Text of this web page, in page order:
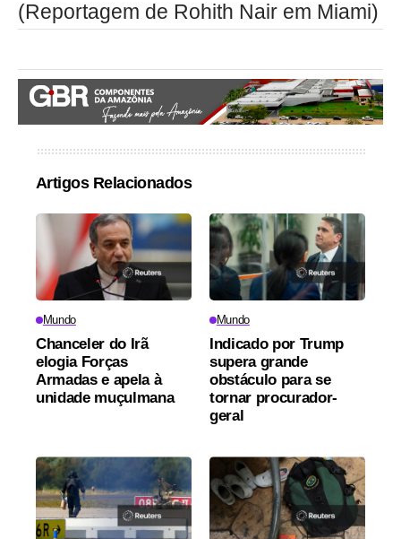
(Reportagem de Rohith Nair em Miami)
Artigos Relacionados
Mundo
Chanceler do Irã
elogia Forças
Armadas e apela à
unidade muçulmana
Mundo
Indicado por Trump
supera grande
obstáculo para se
tornar procurador-
geral